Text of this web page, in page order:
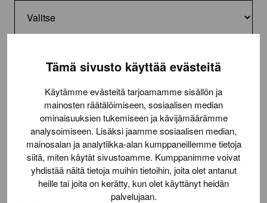
Tämä sivusto käyttää evästeitä
Käytämme evästeitä tarjoamamme sisällön ja
mainosten räätälöimiseen, sosiaalisen median
ominaisuuksien tukemiseen ja kävijämäärämme
analysoimiseen. Lisäksi jaamme sosiaalisen median,
mainosalan ja analytiikka-alan kumppaneillemme tietoja
siitä, miten käytät sivustoamme. Kumppanimme voivat
yhdistää näitä tietoja muihin tietoihin, joita olet antanut
heille tai joita on kerätty, kun olet käyttänyt heidän
palvelujaan.
Nouto ja asennus
Nouto toimitilasta
Asennus (22,50€/rengas)
Lue lisäätoimituksesta